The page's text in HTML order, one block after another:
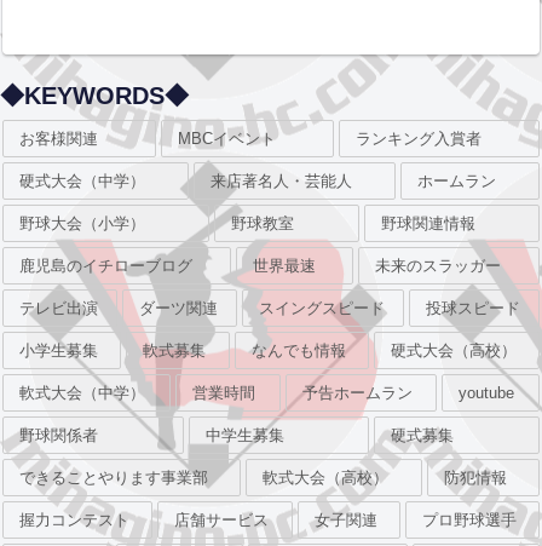
◆KEYWORDS◆
お客様関連 MBCイベント ランキング入賞者
硬式大会（中学） 来店著名人・芸能人 ホームラン
野球大会（小学） 野球教室 野球関連情報
鹿児島のイチローブログ 世界最速 未来のスラッガー
テレビ出演 ダーツ関連 スイングスピード 投球スピード
小学生募集 軟式募集 なんでも情報 硬式大会（高校）
軟式大会（中学） 営業時間 予告ホームラン youtube
野球関係者 中学生募集 硬式募集
できることやります事業部 軟式大会（高校） 防犯情報
握力コンテスト 店舗サービス 女子関連 プロ野球選手